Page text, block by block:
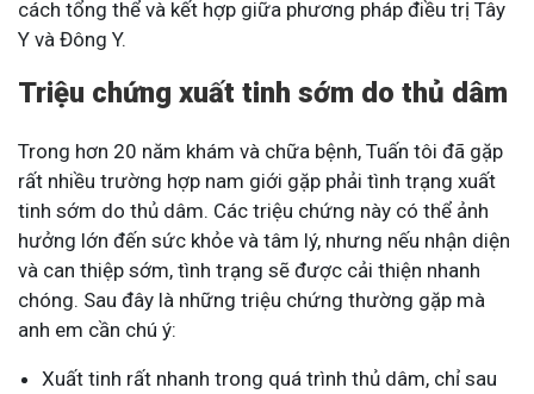
cách tổng thể và kết hợp giữa phương pháp điều trị Tây
Y và Đông Y.
Triệu chứng xuất tinh sớm do thủ dâm
Trong hơn 20 năm khám và chữa bệnh, Tuấn tôi đã gặp
rất nhiều trường hợp nam giới gặp phải tình trạng xuất
tinh sớm do thủ dâm. Các triệu chứng này có thể ảnh
hưởng lớn đến sức khỏe và tâm lý, nhưng nếu nhận diện
và can thiệp sớm, tình trạng sẽ được cải thiện nhanh
chóng. Sau đây là những triệu chứng thường gặp mà
anh em cần chú ý:
Xuất tinh rất nhanh trong quá trình thủ dâm, chỉ sau